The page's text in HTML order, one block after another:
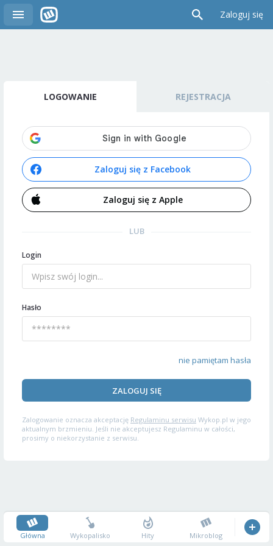
Zaloguj się
LOGOWANIE REJESTRACJA
Zaloguj się z Facebook
Zaloguj się z Apple
LUB
Login
Hasło
nie pamiętam hasła
ZALOGUJ SIĘ
Zalogowanie oznacza akceptację Regulaminu serwisu Wykop.pl w jego
aktualnym brzmieniu. Jeśli nie akceptujesz Regulaminu w całości,
prosimy o niekorzystanie z serwisu.
Główna Wykopalisko Hity Mikroblog